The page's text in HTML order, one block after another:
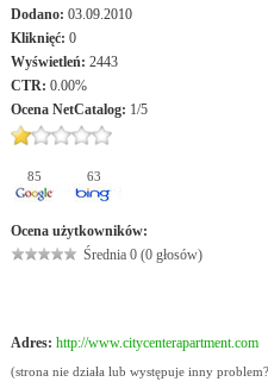
Dodano: 03.09.2010
Kliknięć: 0
Wyświetleń: 2443
CTR: 0.00%
Ocena NetCatalog: 1/5
85 63
Ocena użytkowników:
Średnia 0 (0 głosów)
Adres: http://www.citycenterapartment.com
(strona nie działa lub występuje inny problem?